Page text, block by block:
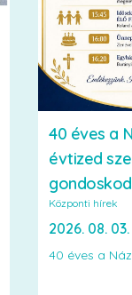
40 éves a
évtized
Központi hírek
2026. 08. 03.
40 éves a